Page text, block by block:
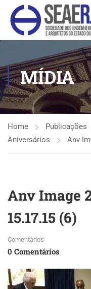
MÍDIA
Home Publicações
Aniversários
Anv
Anv Image
15.17.15 (6)
Comentários
0 Comentários